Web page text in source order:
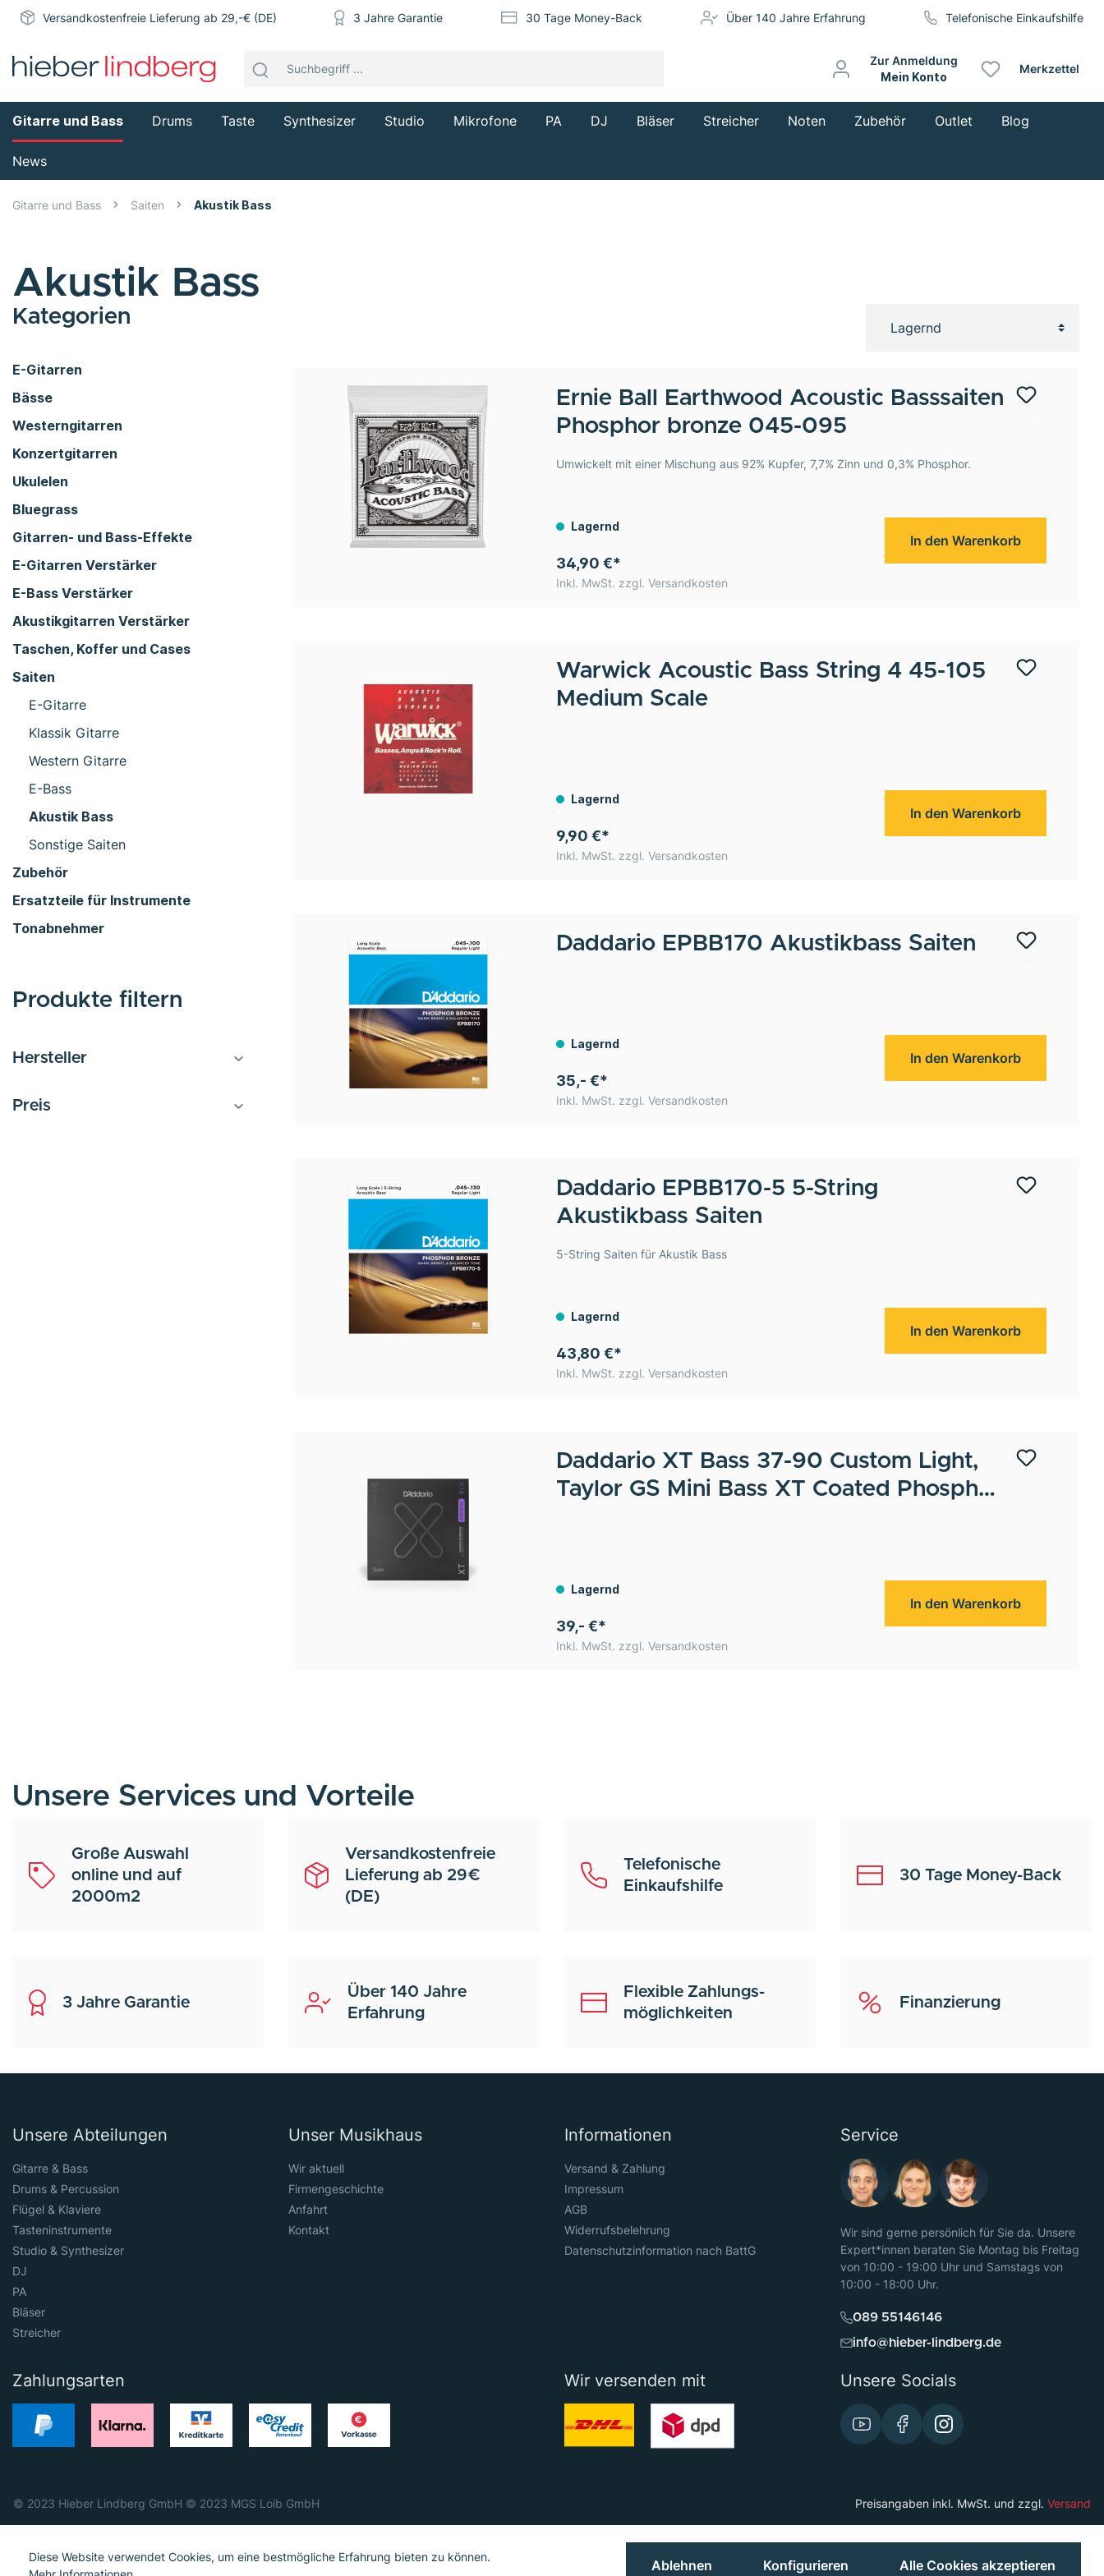
Versandkostenfreie Lieferung ab 29,-€ (DE) 3 Jahre Garantie 30 Tage Money-Back Über 140 Jahre Erfahrung Telefonische Einkaufshilfe
Zur Anmeldung
Mein Konto
Merkzettel
Gitarre und Bass Drums Taste Synthesizer Studio Mikrofone PA DJ Bläser Streicher Noten Zubehör Outlet Blog
News
Gitarre und Bass Saiten Akustik Bass
Akustik Bass
Kategorien
E-Gitarren
Bässe
Westerngitarren
Konzertgitarren
Ukulelen
Bluegrass
Gitarren- und Bass-Effekte
E-Gitarren Verstärker
E-Bass Verstärker
Akustikgitarren Verstärker
Taschen, Koffer und Cases
Saiten
E-Gitarre
Klassik Gitarre
Western Gitarre
E-Bass
Akustik Bass
Sonstige Saiten
Zubehör
Ersatzteile für Instrumente
Tonabnehmer
Produkte filtern
Hersteller
Preis
Ernie Ball
Earthwood Acoustic Basssaiten
Phosphor bronze 045-095
Umwickelt mit einer Mischung aus 92% Kupfer, 7,7% Zinn und 0,3% Phosphor.
Lagernd
34,90 €*
Inkl. MwSt. zzgl. Versandkosten
In den Warenkorb
Warwick Acoustic Bass String 4 45-105
Medium Scale
Lagernd
9,90 €*
Inkl. MwSt. zzgl. Versandkosten
In den Warenkorb
Daddario EPBB170 Akustikbass Saiten
Lagernd
35,- €*
Inkl. MwSt. zzgl. Versandkosten
In den Warenkorb
Daddario EPBB170-5 5-String
Akustikbass Saiten
5-String Saiten für Akustik Bass
Lagernd
43,80 €*
Inkl. MwSt. zzgl. Versandkosten
In den Warenkorb
Daddario XT Bass 37-90 Custom Light,
Taylor GS Mini Bass XT Coated Phosphor
Lagernd
39,- €*
Inkl. MwSt. zzgl. Versandkosten
In den Warenkorb
Unsere Services und Vorteile
Große Auswahl
online und auf
2000m2
Versandkostenfreie
Lieferung ab 29€
(DE)
Telefonische
Einkaufshilfe
30 Tage Money-Back
3 Jahre Garantie
Über 140 Jahre
Erfahrung
Flexible Zahlungs-
möglichkeiten
Finanzierung
Unsere Abteilungen
Gitarre & Bass
Drums & Percussion
Flügel & Klaviere
Tasteninstrumente
Studio & Synthesizer
DJ
PA
Bläser
Streicher
Unser Musikhaus
Wir aktuell
Firmengeschichte
Anfahrt
Kontakt
Informationen
Versand & Zahlung
Impressum
AGB
Widerrufsbelehrung
Datenschutzinformation nach BattG
Service
Wir sind gerne persönlich für Sie da. Unsere
Expert*innen beraten Sie Montag bis Freitag
von 10:00 - 19:00 Uhr und Samstags von
10:00 - 18:00 Uhr.
089 55146146
info@hieber-lindberg.de
Zahlungsarten Wir versenden mit Unsere Socials
© 2023 Hieber Lindberg GmbH © 2023 MGS Loib GmbH Preisangaben inkl. MwSt. und zzgl. Versand
Diese Website verwendet Cookies, um eine bestmögliche Erfahrung bieten zu können.
Ablehnen Konfigurieren Alle Cookies akzeptieren